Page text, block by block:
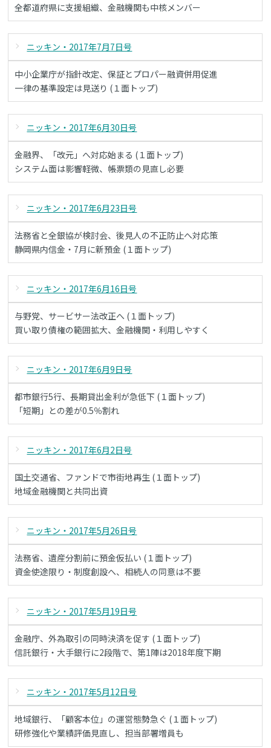
全都道府県に支援組織、金融機関も中核メンバー
ニッキン・2017年7月7日号
中小企業庁が指針改定、保証とプロパー融資併用促進
一律の基準設定は見送り (１面トップ)
ニッキン・2017年6月30日号
金融界、「改元」へ対応始まる (１面トップ)
システム面は影響軽微、帳票類の見直し必要
ニッキン・2017年6月23日号
法務省と全銀協が検討会、後見人の不正防止へ対応策
静岡県内信金・7月に新預金 (１面トップ)
ニッキン・2017年6月16日号
与野党、サービサー法改正へ (１面トップ)
買い取り債権の範囲拡大、金融機関・利用しやすく
ニッキン・2017年6月9日号
都市銀行5行、長期貸出金利が急低下 (１面トップ)
「短期」との差が0.5％割れ
ニッキン・2017年6月2日号
国土交通省、ファンドで市街地再生 (１面トップ)
地域金融機関と共同出資
ニッキン・2017年5月26日号
法務省、遺産分割前に預金仮払い (１面トップ)
資金使途限り・制度創設へ、相続人の同意は不要
ニッキン・2017年5月19日号
金融庁、外為取引の同時決済を促す (１面トップ)
信託銀行・大手銀行に2段階で、第1陣は2018年度下期
ニッキン・2017年5月12日号
地域銀行、「顧客本位」の運営態勢急ぐ (１面トップ)
研修強化や業績評価見直し、担当部署増員も